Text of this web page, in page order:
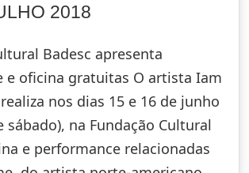
2018
Badesc apresenta
e oficina gratuitas O artista Iam
nos dias 15 e 16 de junho
sábado), na Fundação Cultural
e performance relacionadas